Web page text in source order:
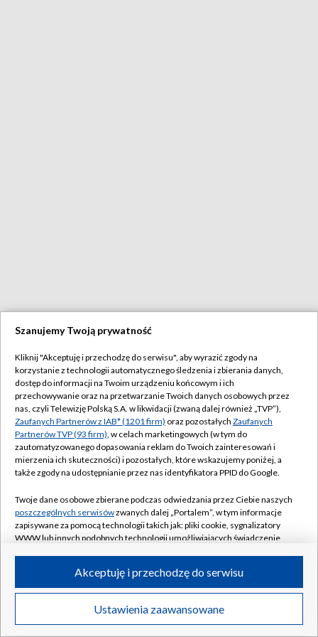
Szanujemy Twoją prywatność
Kliknij "Akceptuję i przechodzę do serwisu", aby wyrazić zgody na
korzystanie z technologii automatycznego śledzenia i zbierania danych,
dostęp do informacji na Twoim urządzeniu końcowym i ich
przechowywanie oraz na przetwarzanie Twoich danych osobowych przez
nas, czyli Telewizję Polską S.A. w likwidacji (zwaną dalej również „TVP”),
Zaufanych Partnerów z IAB* (1201 firm) oraz pozostałych Zaufanych
Partnerów TVP (93 firm), w celach marketingowych (w tym do
zautomatyzowanego dopasowania reklam do Twoich zainteresowań i
mierzenia ich skuteczności) i pozostałych, które wskazujemy poniżej, a
także zgody na udostępnianie przez nas identyfikatora PPID do Google.
Twoje dane osobowe zbierane podczas odwiedzania przez Ciebie naszych
poszczególnych serwisówzwanych dalej „Portalem”, w tym informacje
zapisywane za pomocą technologii takich jak: pliki cookie, sygnalizatory
WWW lub innych podobnych technologii umożliwiających świadczenie
ruchu w Internecie.
Twoje dane osobowe zbierane podczas odwiedzania przez Ciebie
poszczególnych serwisówna Portalu, takie jak adresy IP, identyfikatory
Ustawienia zaawansowane
Akceptuję i przechodzę do serwisu